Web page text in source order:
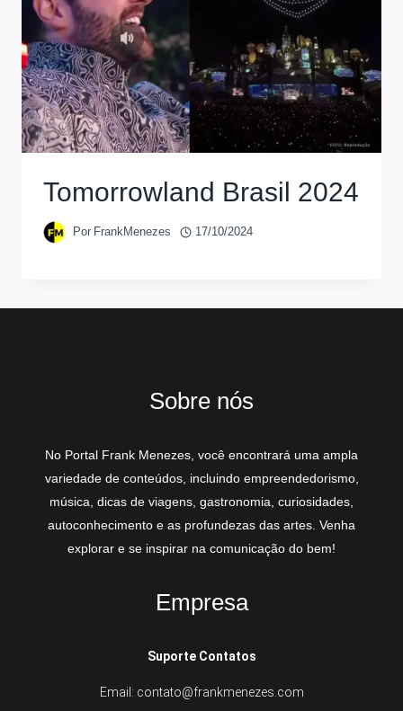
Tomorrowland Brasil 2024
Por FrankMenezes 17/10/2024
Sobre nós
No Portal Frank Menezes, você encontrará uma ampla
variedade de conteúdos, incluindo empreendedorismo,
música, dicas de viagens, gastronomia, curiosidades,
autoconhecimento e as profundezas das artes. Venha
explorar e se inspirar na comunicação do bem!
Empresa
Suporte Contatos
Email: contato@frankmenezes.com